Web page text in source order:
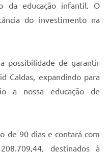
da educação infantil. O
do investimento na
possibilidade de garantir
Caldas, expandindo para
a nossa educação de
de 90 dias e contará com
destinados à